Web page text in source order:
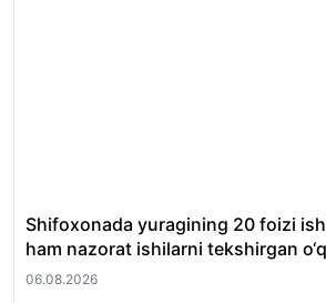
Shifoxonada yuragining 20 foizi
ham nazorat ishilarni tekshirgan
06.08.2026